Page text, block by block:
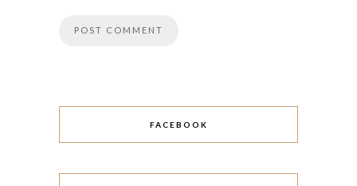
FACEBOOK